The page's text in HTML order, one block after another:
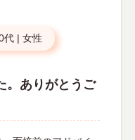
代 | 女性
。ありがとうご